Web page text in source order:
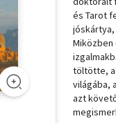
és Tarot
jóskártya,
Miközben
töltötte,
világába,
azt